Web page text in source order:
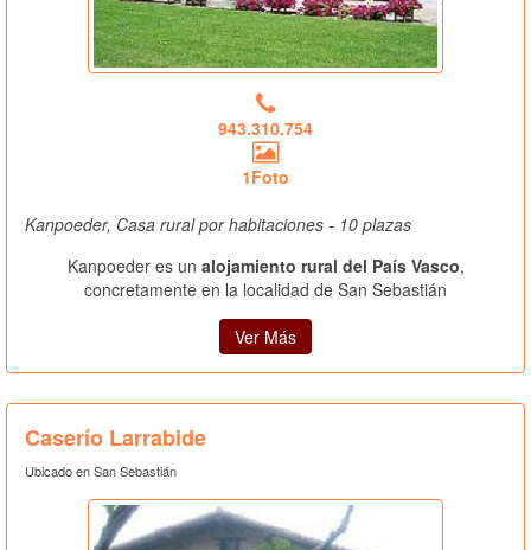
943.310.754
1Foto
Kanpoeder, Casa rural por habitaciones - 10 plazas
Kanpoeder es un alojamiento rural del País Vasco,
concretamente en la localidad de San Sebastián
Ver Más
Caserío Larrabide
Ubicado en San Sebastián